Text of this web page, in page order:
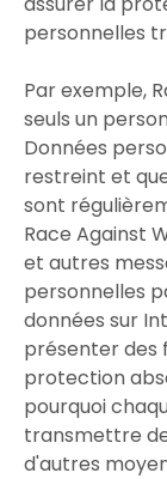
personnelles
Par exemple,
seuls un
Données
restreint et
sont
Race Against
et autres
personnelles
données sur
présenter des
protection
pourquoi
transmettre
d'autres